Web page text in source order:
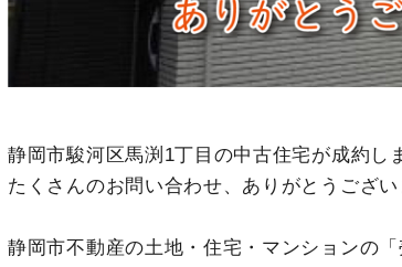
静岡市駿河区馬渕1丁目の中古住宅が成約し
たくさんのお問い合わせ、ありがとうござい
静岡市不動産の土地・住宅・マンションの